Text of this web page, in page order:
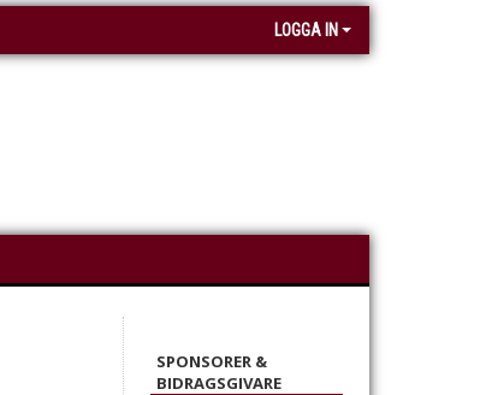
LOGGA IN
SPONSORER &
BIDRAGSGIVARE